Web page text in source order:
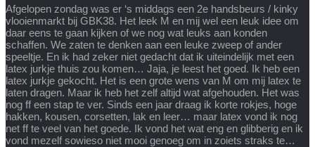
Afgelopen zondag was er ‘s middags een 2e handsbeurs / kinky
vlooienmarkt bij GBK38. Het leek M en mij wel een leuk idee om
daar eens te gaan kijken of we nog wat leuks aan konden
schaffen. We zaten te denken aan een leuke zweep of ander
speeltje. En ik had zeker niet gedacht dat ik uiteindelijk met een
latex jurkje thuis zou komen… Jaja, je leest het goed. Ik heb een
latex jurkje gekocht. Het is een grote wens van M om mij latex te
laten dragen. Maar ik heb het zelf altijd wat afgehouden. Het was
nog ff een stap te ver. Sinds een jaar draag ik korte rokjes, hoge
hakken, kousen, corsetten, lak en leer… maar latex vond ik nog
net ff te veel van het goede. Ik vond het wat eng en glibberig en ik
vond mezelf sowieso niet mooi genoeg om in zoiets straks te…